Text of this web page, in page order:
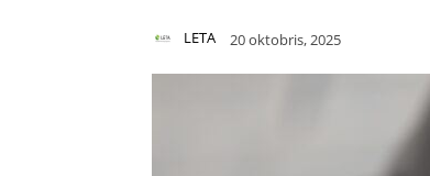
LETA 20 oktobris, 2025